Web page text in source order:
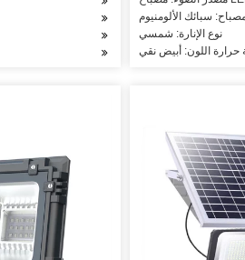
سبائك الألومنيوم
نوع الإنارة: شمسي
حرارة اللون: أبيض نقي